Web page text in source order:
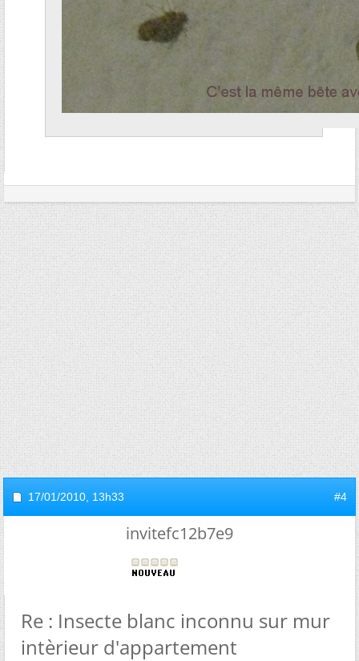
17/01/2010, 13h33 #4
invitefc12b7e9
Re : Insecte blanc inconnu sur mur
intèrieur d'appartement